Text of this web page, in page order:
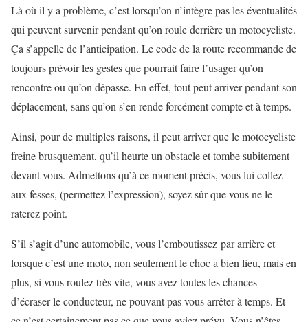
Là où il y a problème, c’est lorsqu’on n’intègre pas les éventualités
qui peuvent survenir pendant qu’on roule derrière un motocycliste.
Ça s’appelle de l’anticipation. Le code de la route recommande de
toujours prévoir les gestes que pourrait faire l’usager qu’on
rencontre ou qu’on dépasse. En effet, tout peut arriver pendant son
déplacement, sans qu’on s’en rende forcément compte et à temps.
Ainsi, pour de multiples raisons, il peut arriver que le motocycliste
freine brusquement, qu’il heurte un obstacle et tombe subitement
devant vous. Admettons qu’à ce moment précis, vous lui collez
aux fesses, (permettez l’expression), soyez sûr que vous ne le
raterez point.
S’il s’agit d’une automobile, vous l’emboutissez par arrière et
lorsque c’est une moto, non seulement le choc a bien lieu, mais en
plus, si vous roulez très vite, vous avez toutes les chances
d’écraser le conducteur, ne pouvant pas vous arrêter à temps. Et